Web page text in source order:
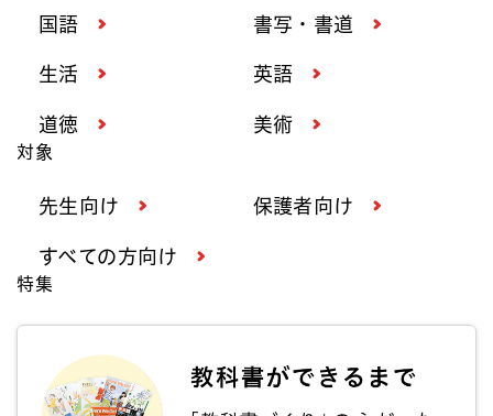
国語 書写・書道
生活 英語
道徳 美術
対象
先生向け 保護者向け
すべての方向け
特集